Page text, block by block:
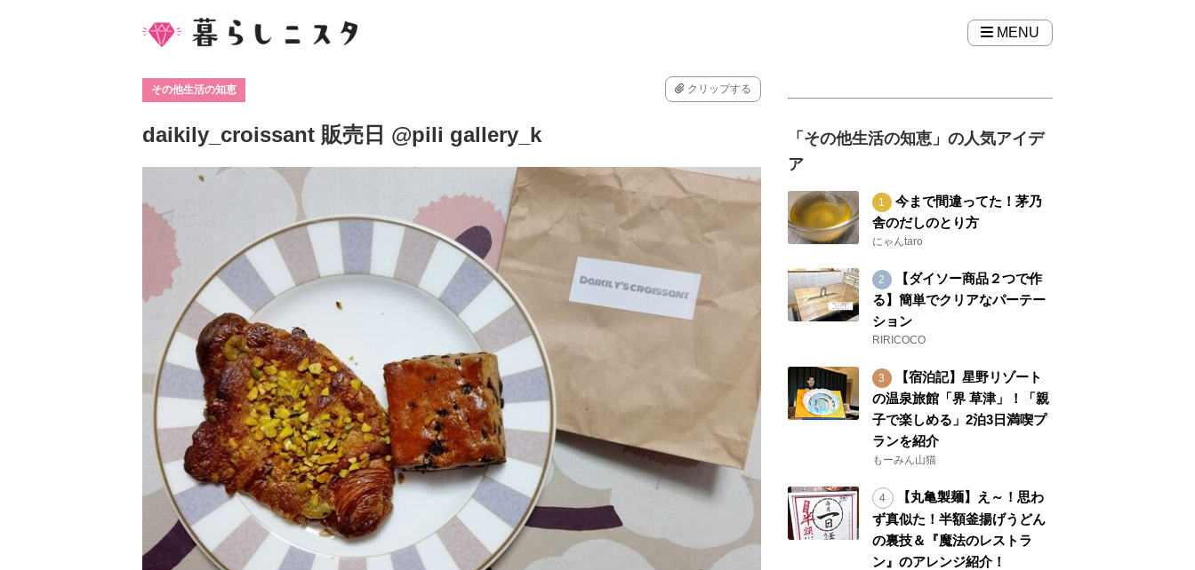
MENU
その他生活の知恵 クリップする
daikily_croissant 販売日 @pili gallery_k
「その他生活の知恵」の人気アイデ
ア
今まで間違ってた！茅乃
舎のだしのとり方
にゃんtaro
【ダイソー商品２つで作
る】簡単でクリアなパーテー
ション
RIRICOCO
【宿泊記】星野リゾート
の温泉旅館「界 草津」！「親
子で楽しめる」2泊3日満喫プ
ランを紹介
もーみん山猫
【丸亀製麺】え～！思わ
ず真似た！半額釜揚げうどん
の裏技＆『魔法のレストラ
ン』のアレンジ紹介！